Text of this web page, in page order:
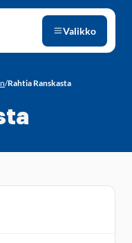
Valikko
/Rahtia Ranskasta